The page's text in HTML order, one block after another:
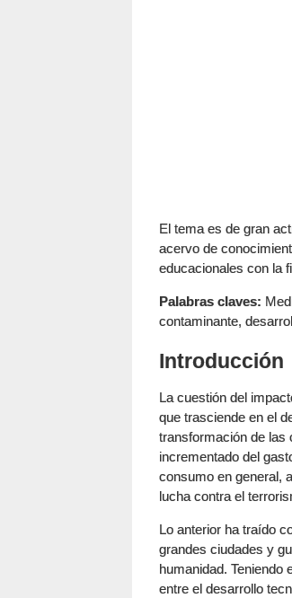
El tema es de gran
acervo de
educacionales con la
Palabras claves:
contaminante,
Introducción
La cuestión del
que trasciende en el
transformación de las
incrementado del
consumo en general,
lucha contra el
Lo anterior ha traído
grandes ciudades y
humanidad. Teniendo
entre el desarrollo